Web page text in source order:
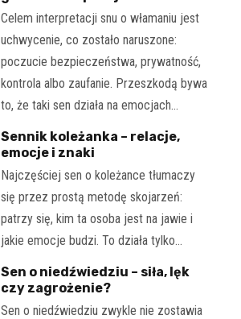
Celem interpretacji snu o włamaniu jest
uchwycenie, co zostało naruszone:
poczucie bezpieczeństwa, prywatność,
kontrola albo zaufanie. Przeszkodą bywa
to, że taki sen działa na emocjach…
Sennik koleżanka – relacje,
emocje i znaki
Najczęściej sen o koleżance tłumaczy
się przez prostą metodę skojarzeń:
patrzy się, kim ta osoba jest na jawie i
jakie emocje budzi. To działa tylko…
Sen o niedźwiedziu – siła, lęk
czy zagrożenie?
Sen o niedźwiedziu zwykle nie zostawia